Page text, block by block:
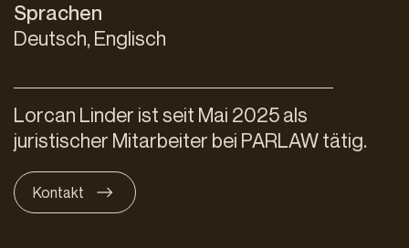
Sprachen
Deutsch, Englisch
Lorcan Linder ist seit Mai 2025 als
juristischer Mitarbeiter bei PARLAW tätig.
Kontakt